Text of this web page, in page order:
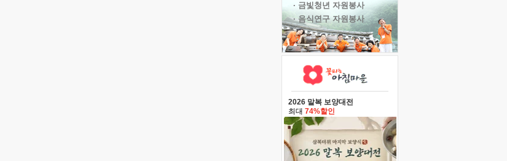
· 금빛청년 자원봉사
· 음식연구 자원봉사
2026 말복 보양대전
최대 74%할인